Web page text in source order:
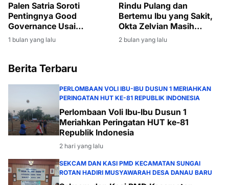
Palen Satria Soroti
Pentingnya Good
Governance Usai
Penyerahan SK PLT
Bupati Muara Enim
1 bulan yang lalu
Rindu Pulang dan
Bertemu Ibu yang Sakit,
Okta Zelvian Masih
Menanti Kepulangan dari
Kamboja
2 bulan yang lalu
Berita Terbaru
PERLOMBAAN VOLI IBU-IBU DUSUN 1 MERIAHKAN
PERINGATAN HUT KE-81 REPUBLIK INDONESIA
Perlombaan Voli Ibu-Ibu Dusun 1
Meriahkan Peringatan HUT ke-81
Republik Indonesia
2 hari yang lalu
SEKCAM DAN KASI PMD KECAMATAN SUNGAI
ROTAN HADIRI MUSYAWARAH DESA DANAU BARU